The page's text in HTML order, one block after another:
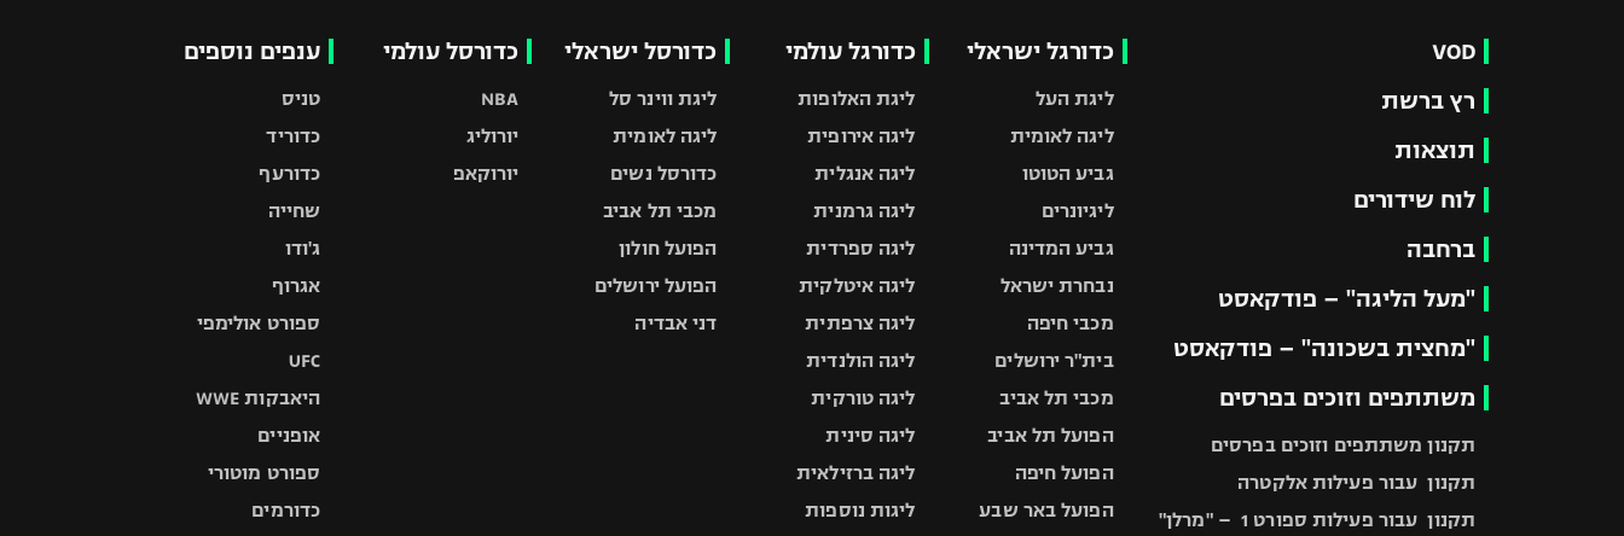
VOD
רץ ברשת
תוצאות
לוח שידורים
ברחבה
"מעל הליגה" – פודקאסט
"מחצית בשכונה" – פודקאסט
משתתפים וזוכים בפרסים
תקנון משתתפים וזוכים בפרסים
תקנון עבור פעילות אלקטרה
תקנון עבור פעילות ספורט 1 – "מרלן"
כדורגל ישראלי
ליגת העל
ליגה לאומית
גביע הטוטו
ליגיונרים
גביע המדינה
נבחרת ישראל
מכבי חיפה
בית"ר ירושלים
מכבי תל אביב
הפועל תל אביב
הפועל חיפה
הפועל באר שבע
כדורגל עולמי
ליגת האלופות
ליגה אירופית
ליגה אנגלית
ליגה גרמנית
ליגה ספרדית
ליגה איטלקית
ליגה צרפתית
ליגה הולנדית
ליגה טורקית
ליגה סינית
ליגה ברזילאית
ליגות נוספות
כדורסל ישראלי
ליגת ווינר סל
ליגה לאומית
כדורסל נשים
מכבי תל אביב
הפועל חולון
הפועל ירושלים
דני אבדיה
כדורסל עולמי
NBA
יורוליג
יורוקאפ
ענפים נוספים
טניס
כדוריד
כדורעף
שחייה
ג'ודו
אגרוף
ספורט אולימפי
UFC
היאבקות WWE
אופניים
ספורט מוטורי
כדורמים